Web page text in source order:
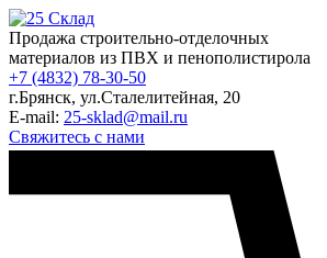
Продажа строительно-отделочных
материалов из ПВХ и пенополистирола
+7 (4832) 78-30-50
г.Брянск, ул.Сталелитейная, 20
E-mail: 25-sklad@mail.ru
Свяжитесь с нами